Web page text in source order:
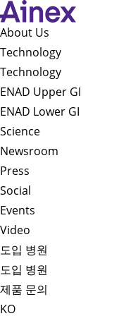
About Us​
Technology
Technology
ENAD Upper GI
ENAD Lower GI
Science
Newsroom
Press
Social
Events
Video
도입 병원
도입 병원
제품 문의
KO